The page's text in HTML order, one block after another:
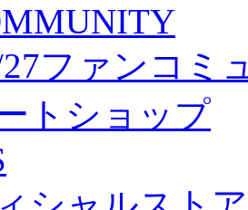
27ファンコミ
トショップ